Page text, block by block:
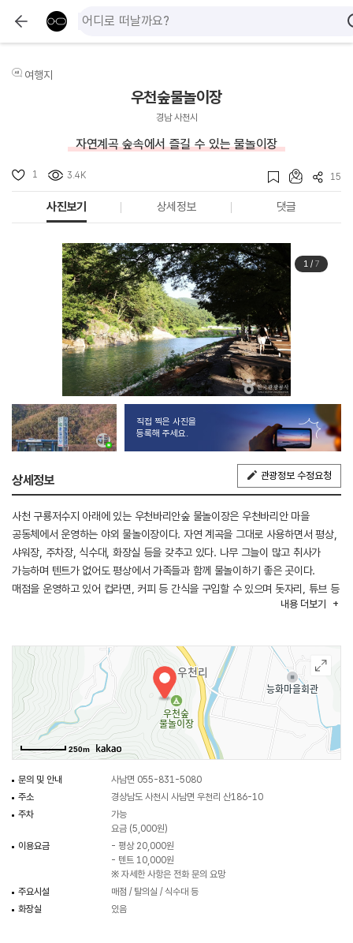
여행지
우천숲물놀이장
경남 사천시
자연계곡 숲속에서 즐길 수 있는 물놀이장
1 3.4K 15
사진보기 상세정보 댓글
1/ 7
직접 찍은 사진을
등록해 주세요.
상세정보 관광정보 수정요청
사천 구룡저수지 아래에 있는 우천바리안숲 물놀이장은 우천바리안 마을
공동체에서 운영하는 야외 물놀이장이다. 자연 계곡을 그대로 사용하면서 평상,
샤워장, 주차장, 식수대, 화장실 등을 갖추고 있다. 나무 그늘이 많고 취사가
가능하며 텐트가 없어도 평상에서 가족들과 함께 물놀이하기 좋은 곳이다.
매점을 운영하고 있어 컵라면, 커피 등 간식을 구입할 수 있으며 돗자리, 튜브 등
물놀이용품 대여도 가능하다. 이곳은 가장 깊은 곳도 성인 가슴높이 정도로 깊지
해설사의 설명과 농촌 체험을 결합한 바리안에코팜데이 체험 패키지 프로그램을
운영하며 연계하여 관광할 수 있다.
내용 더보기
250m
문의 및 안내
사남면 055-831-5080
주소
경상남도 사천시 사남면 우천리 산186-10
주차
가능
요금 (5,000원)
이용요금
- 평상 20,000원
- 텐트 10,000원
※ 자세한 사항은 전화 문의 요망
주요시설
매점 / 탈의실 / 식수대 등
화장실
있음